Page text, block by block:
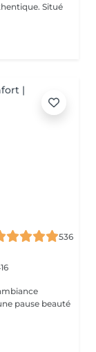
Situé
536
pause beauté